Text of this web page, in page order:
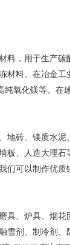
料，用于生产碳
材料。在冶金工
纯氧化镁等。在
地砖、镁质水泥
板、人造大理石
们可以制作优质
具、炉具、烟花
雪剂、制冷剂、